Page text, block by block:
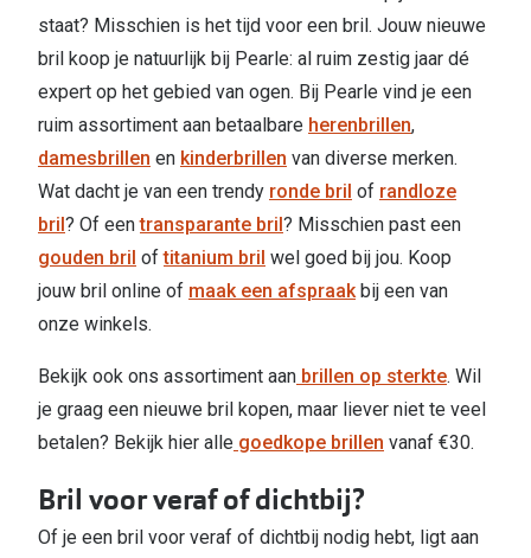
staat? Misschien is het tijd voor een bril. Jouw nieuwe
bril koop je natuurlijk bij Pearle: al ruim zestig jaar dé
expert op het gebied van ogen. Bij Pearle vind je een
ruim assortiment aan betaalbare herenbrillen,
damesbrillen en kinderbrillen van diverse merken.
Wat dacht je van een trendy ronde bril of randloze
bril? Of eentransparante bril? Misschien past een
gouden bril oftitanium bril wel goed bij jou. Koop
jouw bril online of maak een afspraakbij een van
onze winkels.
Bekijk ook ons assortiment aan brillen op sterkte. Wil
je graag een nieuwe bril kopen, maar liever niet te veel
betalen? Bekijk hier alle goedkope brillen vanaf €30.
Bril voor veraf of dichtbij?
Of je een bril voor veraf of dichtbij nodig hebt, ligt aan